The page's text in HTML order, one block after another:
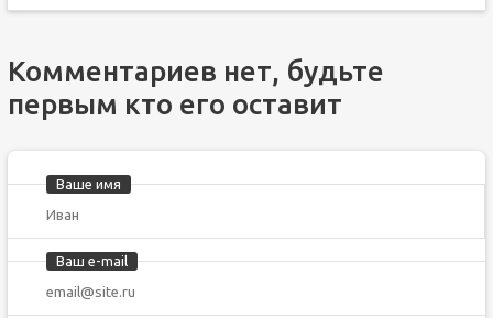
Комментариев нет, будьте
первым кто его оставит
Ваше имя
Ваш e-mail